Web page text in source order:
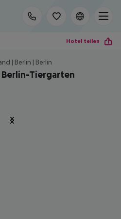
Hotel teilen
| Berlin | Berlin
Berlin-Tiergarten